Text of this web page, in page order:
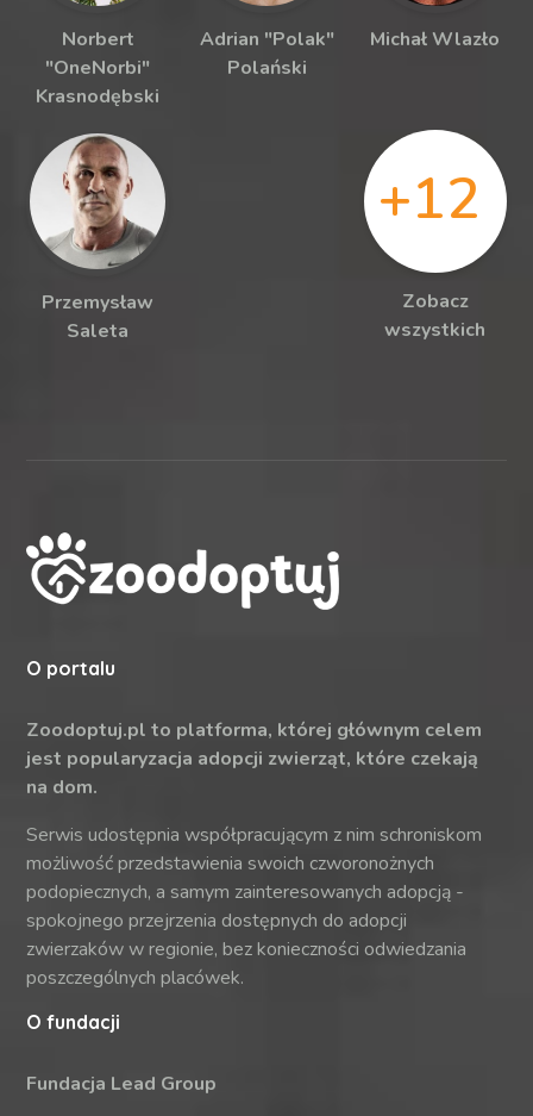
Norbert
"OneNorbi"
Krasnodębski
Adrian "Polak"
Polański
Michał Wlazło
Przemysław
Saleta
+12
Zobacz
wszystkich
O portalu
Zoodoptuj.pl to platforma, której głównym celem
jest popularyzacja adopcji zwierząt, które czekają
na dom.
Serwis udostępnia współpracującym z nim schroniskom
możliwość przedstawienia swoich czworonożnych
podopiecznych, a samym zainteresowanych adopcją -
spokojnego przejrzenia dostępnych do adopcji
zwierzaków w regionie, bez konieczności odwiedzania
poszczególnych placówek.
O fundacji
Fundacja Lead Group